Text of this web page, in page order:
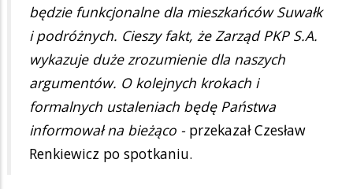
będzie funkcjonalne dla mieszkańców Suwałk
i podróżnych. Cieszy fakt, że Zarząd PKP S.A.
wykazuje duże zrozumienie dla naszych
argumentów. O kolejnych krokach i
formalnych ustaleniach będę Państwa
informował na bieżąco - przekazał Czesław
Renkiewicz po spotkaniu.